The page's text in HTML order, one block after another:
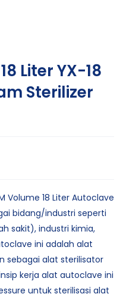
Liter YX-18
Sterilizer
Volume 18 Liter Autoclave
bidang/industri seperti
sakit), industri kimia,
ini adalah alat
sebagai alat sterilisator
kerja alat autoclave ini
untuk sterilisasi alat